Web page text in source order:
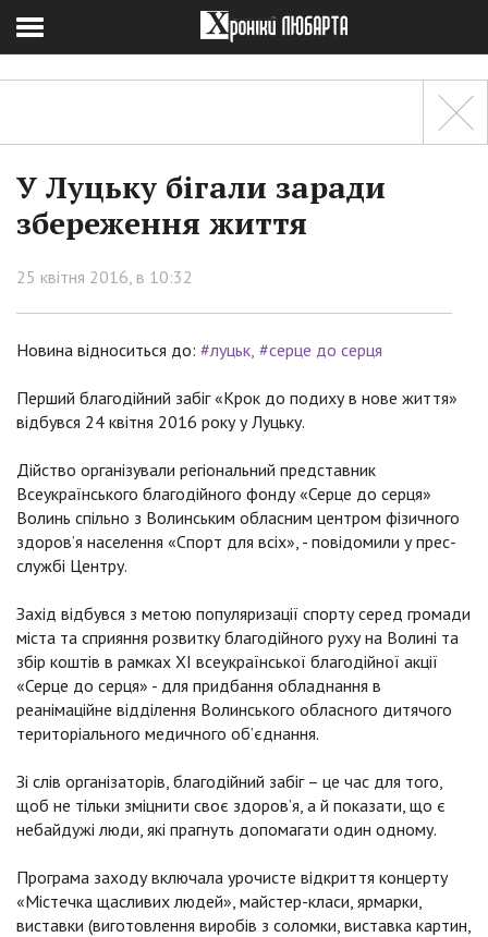
У Луцьку бігали заради
збереження життя
25 квітня 2016, в 10:32
Новина відноситься до: #луцьк #серце до серця
Перший благодійний забіг «Крок до подиху в нове життя»
відбувся 24 квітня 2016 року у Луцьку.
Дійство організували регіональний представник
Всеукраїнського благодійного фонду «Серце до серця»
Волинь спільно з Волинським обласним центром фізичного
здоров’я населення «Спорт для всіх», - повідомили у прес-
службі Центру.
Захід відбувся з метою популяризації спорту серед громади
міста та сприяння розвитку благодійного руху на Волині та
збір коштів в рамках ХІ всеукраїнської благодійної акції
«Серце до серця» - для придбання обладнання в
реанімаційне відділення Волинського обласного дитячого
територіального медичного об’єднання.
Зі слів організаторів, благодійний забіг – це час для того,
щоб не тільки зміцнити своє здоров’я, а й показати, що є
небайдужі люди, які прагнуть допомагати один одному.
Програма заходу включала урочисте відкриття концерту
«Містечка щасливих людей», майстер-класи, ярмарки,
виставки (виготовлення виробів з соломки, виставка картин,